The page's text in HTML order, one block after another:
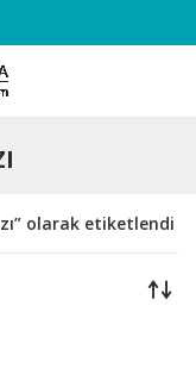
olarak etiketlendi